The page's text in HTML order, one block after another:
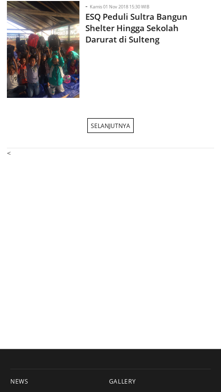
- Kamis 01 Nov 2018 15:30 WIB
ESQ Peduli Sultra Bangun
Shelter Hingga Sekolah
Darurat di Sulteng
SELANJUTNYA
<
NEWS GALLERY